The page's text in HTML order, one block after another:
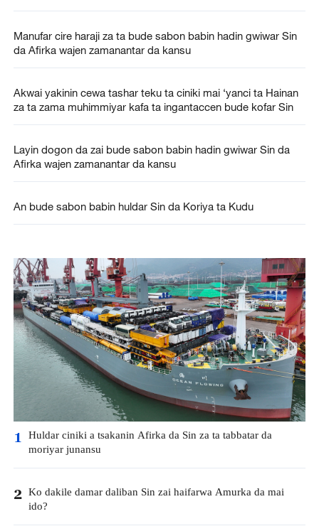
Manufar cire haraji za ta bude sabon babin hadin gwiwar Sin
da Afirka wajen zamanantar da kansu
Akwai yakinin cewa tashar teku ta ciniki mai ‘yanci ta Hainan
za ta zama muhimmiyar kafa ta ingantaccen bude kofar Sin
Layin dogon da zai bude sabon babin hadin gwiwar Sin da
Afirka wajen zamanantar da kansu
An bude sabon babin huldar Sin da Koriya ta Kudu
1 Huldar ciniki a tsakanin Afirka da Sin za ta tabbatar da
moriyar junansu
2 Ko dakile damar daliban Sin zai haifarwa Amurka da mai
ido?